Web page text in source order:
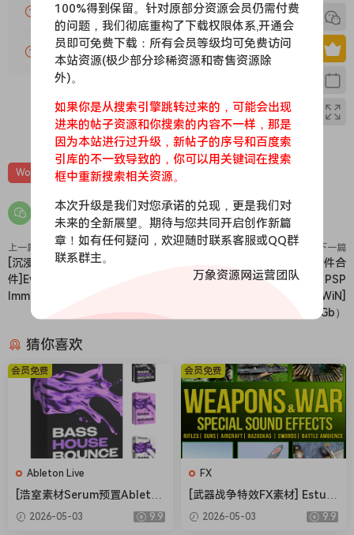
账号可以分享或者借给别人用吗？
VIP会员剩余时间查询？
0 0
World 素材 采样
上一篇
[沉浸式杜比全景混响插
件]Eventide Blackhole
Immersive v1.1.4 [WiN]（5Mb）
下一篇
[27个混音插件合
集]PSPaudioware PSP
Collection v2024.6 R2R [WiN]
（1.3Gb）
猜你喜欢
Ableton Live
[浩室素材Serum预置Ableton
模板FL模板] Shadow Sample
s Bass House Bounce Vol.2
2026-05-03 9.9
会员免费
FX
[武器战争特效FX素材] Estudi
os Talkback Weapons and
War Special Sound Effects
2026-05-03 9.9
会员免费
100%得到保留。针对原部分资源会员仍需付费
的问题，我们彻底重构了下载权限体系,开通会
员即可免费下载：所有会员等级均可免费访问
本站资源(极少部分珍稀资源和寄售资源除
外)。
如果你是从搜索引擎跳转过来的，可能会出现
进来的帖子资源和你搜索的内容不一样，那是
因为本站进行过升级，新帖子的序号和百度索
引库的不一致导致的，你可以用关键词在搜索
框中重新搜索相关资源。
本次升级是我们对您承诺的兑现，更是我们对
未来的全新展望。期待与您共同开启创作新篇
章！如有任何疑问，欢迎随时联系客服或QQ群
联系群主。
万象资源网运营团队